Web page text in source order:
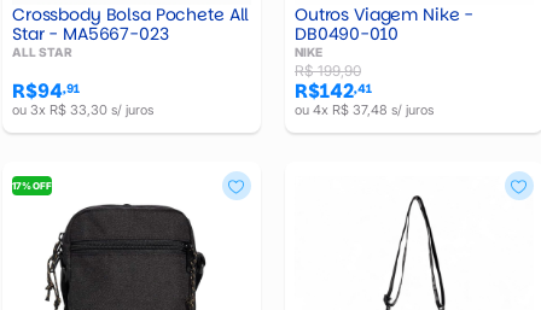
Crossbody Bolsa Pochete All
Star - MA5667-023
ALL STAR
R$94,91
ou 3x R$ 33,30 s/ juros
Outros Viagem Nike -
DB0490-010
NIKE
R$ 199,90
R$142,41
ou 4x R$ 37,48 s/ juros
17% OFF